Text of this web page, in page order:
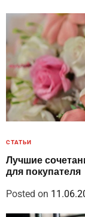
СТАТЬИ
Лучшие
для покупателя
Posted on